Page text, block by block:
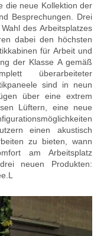
die neue Kollektion der
Besprechungen. Drei
des Arbeitsplatzes
dabei den höchsten
für Arbeit und
der Klasse A gemäß
überarbeiteter
sind in neun
über eine extrem
Lüftern, eine neue
einen akustisch
zu bieten, wann
am Arbeitsplatz
neuen Produkten: